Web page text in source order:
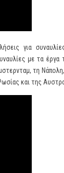
για
με τα
τη
και της